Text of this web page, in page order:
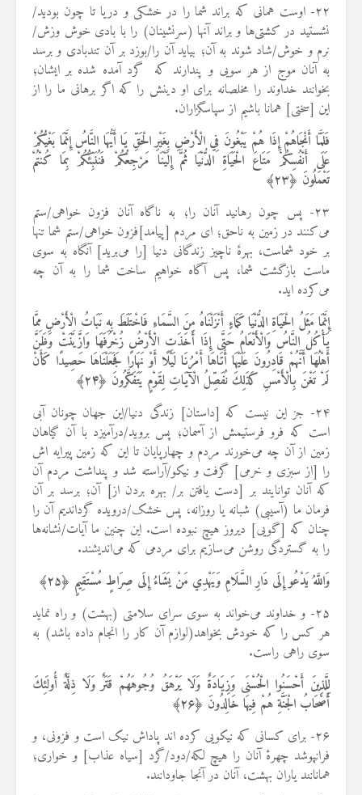
۲۲- اوست همانی که براند شما را در خشکی و دریا تا چون بودید/
نشستید در کشتی‌ها و براند آنها (سرنشینان) را با بادی خوش وزش/
نرم و خوش/شاد شوند به آن؛ بیاید آن را/بوزد بر آن تندبادی و برسد
به آنان موج از هر سویی و پندارند که گرد آمده شده بر ایشان؛
بخوانند خداوند را مخلصانه برای او دینش را که اگر برهانی ما را از
این [سختی] همانا باشیم از سپاسگزاران.
فَلَمَّا أَنْجَاهُمْ إِذَا هُمْ يَبْغُونَ فِي الْأَرْضِ بِغَيْرِ الْحَقِّ يَا أَيُّهَا النَّاسُ إِنَّمَا بَغْيُكُمْ
عَلَى أَنْفُسِكُمْ مَتَاعَ الْحَيَاةِ الدُّنْيَا ثُمَّ إِلَيْنَا مَرْجِعُكُمْ فَنُنَبِّئُكُمْ بِمَا كُنْتُمْ
تَعْمَلُونَ ﴿۲۳﴾
۲۳- پس چون رهانید آنان را؛ به ناگاه آنان فزون خواهی/ستم
می‌کنند در زمین به ناحق؛ ای مردم [پیامد]فزون خواهی/ستم شما تنها
بر خود شماست، بهرهٔ ناچیز زندگانی دنیا [را می‌برید] آنگاه به سوی
ماست بازگشت شما، پس آگاه خواهیم ساخت شما را به آن چه
می‌کرده اید.
إِنَّمَا مَثَلُ الْحَيَاةِ الدُّنْيَا كَمَاءٍ أَنْزَلْنَاهُ مِنَ السَّمَاءِ فَاخْتَلَطَ بِهِ نَبَاتُ الْأَرْضِ مِمَّا
يَأْكُلُ النَّاسُ وَالْأَنْعَامُ حَتَّى إِذَا أَخَذَتِ الْأَرْضُ زُخْرُفَهَا وَازَّيَّنَتْ وَظَنَّ
أَهْلُهَا أَنَّهُمْ قَادِرُونَ عَلَيْهَا أَتَاهَا أَمْرُنَا لَيْلًا أَوْ نَهَارًا فَجَعَلْنَاهَا حَصِيدًا كَأَنْ
لَمْ تَغْنَ بِالْأَمْسِ كَذَلِكَ نُفَصِّلُ الْآيَاتِ لِقَوْمٍ يَتَفَكَّرُونَ ﴿۲۴﴾
۲۴- جز این نیست که [داستان] زندگی دنیا/این جهان چونان آبی
است که فرو فرستیمش از آسمان؛ پس بروید/درآمیزد با آن گیاهان
زمین از آن چه می‌خورند مردم و چهارپایان تا این که زمین پیرایه اش
را [از سبزی و خرمی] گرفت و نیکو/آراسته شد و پنداشت مردم آن
که آنان توانایند بر [دست یافتن بر/ بهره بردن از] آن؛ برسد بر آن
فرمان ما (آسیبی) شبانه یا روزانه، پس خشک/درویده گرداندیم آن را
چنان که [گویی] دیروز هیچ نبوده است. این چنین ما آیات/نشانه‌ها
را به گستردگی روشن می‌سازیم برای مردمی که می‌اندیشند.
وَاللَّهُ يَدْعُو إِلَى دَارِ السَّلَامِ وَيَهْدِي مَنْ يَشَاءُ إِلَى صِرَاطٍ مُسْتَقِيمٍ ﴿۲۵﴾
۲۵- و خداوند می‌خواند به سوی سرای سلامتی (بهشت) و راه نماید
هر کس را که خودش بخواهد(لوازم آن کار را انجام داده باشد) به
سوی راهی راست.
لِلَّذِينَ أَحْسَنُوا الْحُسْنَى وَزِيَادَةٌ وَلَا يَرْهَقُ وُجُوهَهُمْ قَتَرٌ وَلَا ذِلَّةٌ أُولَئِكَ
أَصْحَابُ الْجَنَّةِ هُمْ فِيهَا خَالِدُونَ ﴿۲۶﴾
۲۶- برای کسانی که نیکویی کرده اند پاداش نیک است و فزونی، و
فرانپوشد چهرهٔ آنان را هیچ لکه/دود/گرد [سیاه عذاب] و خواری؛
همانانند یاران بهشت، آنان در آنجا جاودانند.